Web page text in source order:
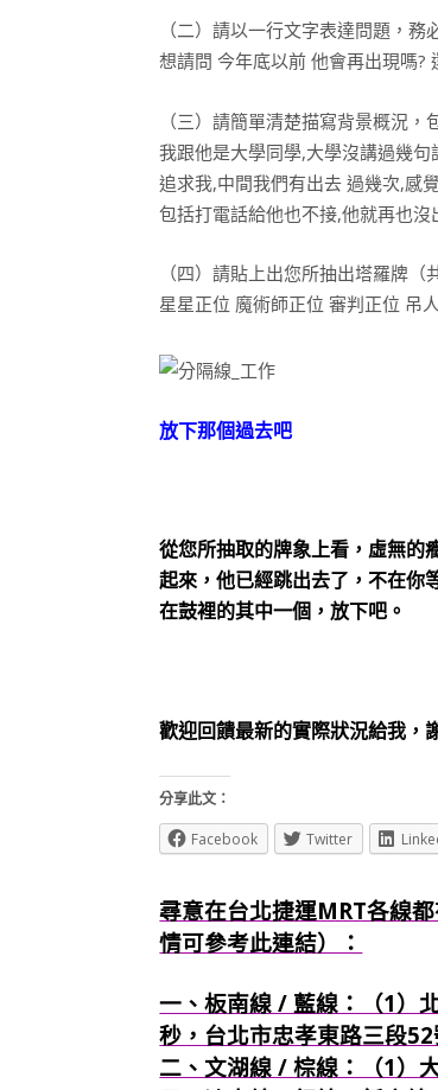
（二）請以一行文字表達問題，
想請問 今年底以前 他會再出現嗎?
（三）請簡單清楚描寫背景概況
我跟他是大學同學,大學沒講過幾
追求我,中間我們有出去 過幾次,感
包括打電話給他也不接,他就再也
（四）請貼上出您所抽出塔羅牌（
星星正位 魔術師正位 審判正位 吊
放下那個過去吧
從您所抽取的牌象上看，虛無的
起來，他已經跳出去了，不在你
在鼓裡的其中一個，放下吧。
歡迎回饋最新的實際狀況給我，
分享此文：
Facebook
Twitter
尋意在台北捷運MRT各線
情可參考此連結）：
一、板南線 / 藍線：（1）
秒，台北市忠孝東路三段
二、文湖線 / 棕線：（1）